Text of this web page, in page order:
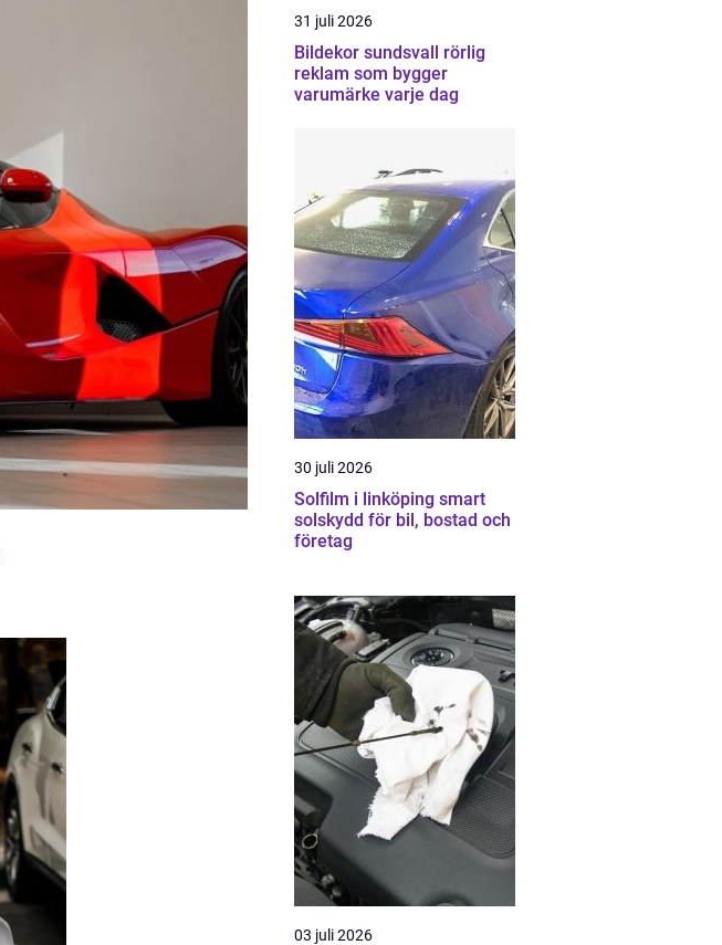
31 juli 2026
Bildekor sundsvall rörlig
reklam som bygger
varumärke varje dag
30 juli 2026
Solfilm i linköping smart
solskydd för bil, bostad och
företag
03 juli 2026